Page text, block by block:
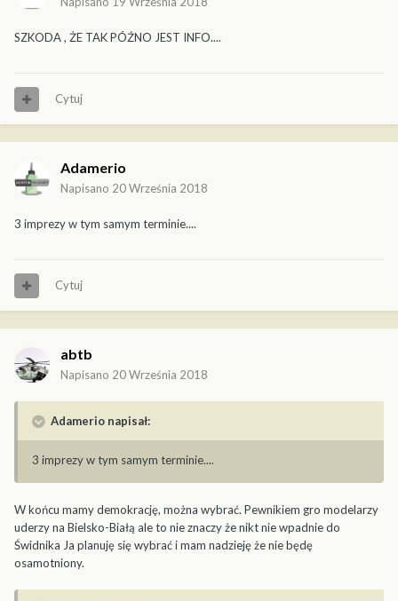
SZKODA , ŻE TAK PÓŹNO JEST INFO....
Cytuj
Adamerio
Napisano 20 Września 2018
3 imprezy w tym samym terminie....
Cytuj
abtb
Napisano 20 Września 2018
Adamerio napisał:
3 imprezy w tym samym terminie....
W końcu mamy demokrację, można wybrać. Pewnikiem gro modelarzy
uderzy na Bielsko-Białą ale to nie znaczy że nikt nie wpadnie do
Świdnika Ja planuję się wybrać i mam nadzieję że nie będę
osamotniony.